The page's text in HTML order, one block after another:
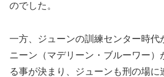
のでした。
一方、ジューンの訓練センター時代
ニーン（マデリーン・ブルーワー）
る事が決まり、ジューンも刑の場に